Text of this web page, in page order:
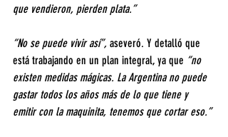
que vendieron, pierden plata.”
“No se puede vivir así”, aseveró. Y detalló que
está trabajando en un plan integral, ya que “no
existen medidas mágicas. La Argentina no puede
gastar todos los años más de lo que tiene y
emitir con la maquinita, tenemos que cortar eso.”